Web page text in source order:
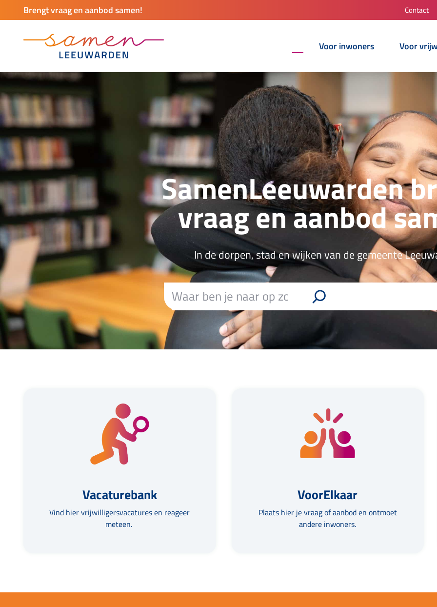
Brengt vraag en aanbod samen! Contact
Voor inwoners Voor
SamenLeeuwarden
vraag en aanbod
In de dorpen, stad en wijken van de gemeente
Vacaturebank
Vind hier vrijwilligersvacatures en reageer
meteen.
VoorElkaar
Plaats hier je vraag of aanbod en ontmoet
andere inwoners.